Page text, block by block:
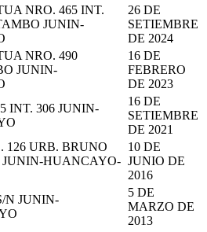
NRO. 465 INT.
JUNIN-
26 DE
SETIEMBRE
DE 2024
NRO. 490
JUNIN-
16 DE
FEBRERO
DE 2023
INT. 306 JUNIN-
16 DE
SETIEMBRE
DE 2021
126 URB. BRUNO
JUNIN-HUANCAYO-
10 DE
JUNIO DE
2016
N JUNIN-
5 DE
MARZO DE
2013